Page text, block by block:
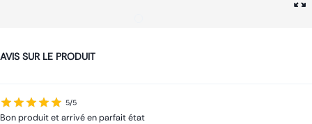
AVIS SUR LE PRODUIT
5/5
Bon produit et arrivé en parfait état